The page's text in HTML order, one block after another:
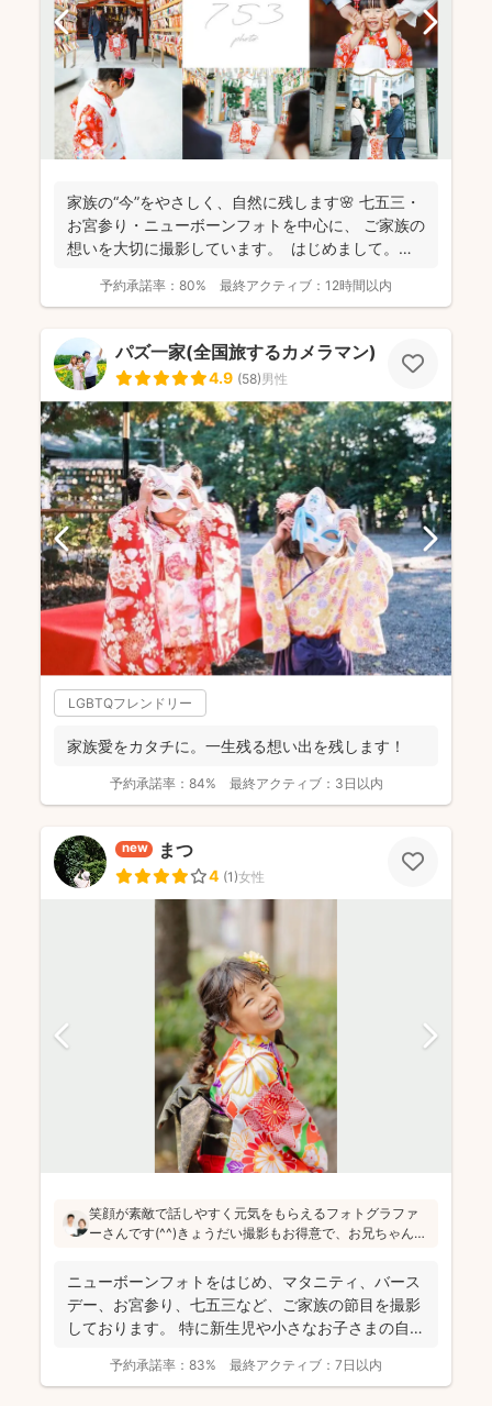
家族の“今”をやさしく、自然に残します🌸 七五三・
お宮参り・ニューボーンフォトを中心に、 ご家族の
想いを大切に撮影しています。 はじめまして。
予約承諾率： 80% 最終アクティブ： 12時間以内
パズ一家(全国旅するカメラマン)
4.9 (58)男性
LGBTQフレンドリー
家族愛をカタチに。一生残る想い出を残します！
予約承諾率： 84% 最終アクティブ： 3日以内
new まつ
4 (1)女性
笑顔が素敵で話しやすく元気をもらえるフォトグラファ
ーさんです(^^)きょうだい撮影もお得意で、お兄ちゃんお
る経験から、温かくほっこりするような雰囲気で進めて
いくので安心です♪
ニューボーンフォトをはじめ、マタニティ、バース
デー、お宮参り、七五三など、ご家族の節目を撮影
しております。 特に新生児や小さなお子さまの自然
予約承諾率： 83% 最終アクティブ： 7日以内